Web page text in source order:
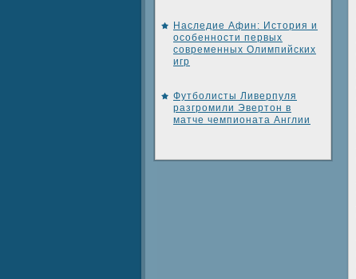
Наследие Афин: История и
особенности первых
современных Олимпийских
игр
Футболисты Ливерпуля
разгромили Эвертон в
матче чемпионата Англии